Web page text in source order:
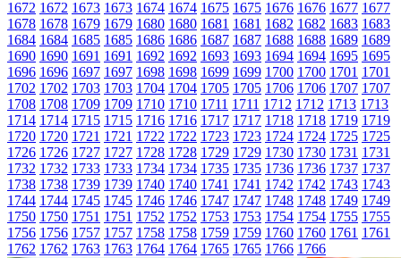
1672 1672 1673 1673 1674 1674 1675 1675 1676 1676 1677 1677
1678 1678 1679 1679 1680 1680 1681 1681 1682 1682 1683 1683
1684 1684 1685 1685 1686 1686 1687 1687 1688 1688 1689 1689
1690 1690 1691 1691 1692 1692 1693 1693 1694 1694 1695 1695
1696 1696 1697 1697 1698 1698 1699 1699 1700 1700 1701 1701
1702 1702 1703 1703 1704 1704 1705 1705 1706 1706 1707 1707
1708 1708 1709 1709 1710 1710 1711 1711 1712 1712 1713 1713
1714 1714 1715 1715 1716 1716 1717 1717 1718 1718 1719 1719
1720 1720 1721 1721 1722 1722 1723 1723 1724 1724 1725 1725
1726 1726 1727 1727 1728 1728 1729 1729 1730 1730 1731 1731
1732 1732 1733 1733 1734 1734 1735 1735 1736 1736 1737 1737
1738 1738 1739 1739 1740 1740 1741 1741 1742 1742 1743 1743
1744 1744 1745 1745 1746 1746 1747 1747 1748 1748 1749 1749
1750 1750 1751 1751 1752 1752 1753 1753 1754 1754 1755 1755
1756 1756 1757 1757 1758 1758 1759 1759 1760 1760 1761 1761
1762 1762 1763 1763 1764 1764 1765 1765 1766 1766